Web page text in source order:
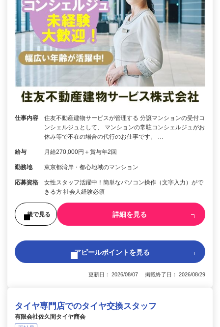
仕事内容
住友不動産建物サービスが管理する 分譲マンションの受付コ
ンシェルジュとして、 マンションの常駐コンシェルジュがお
休み等で不在の場合の代行のお仕事です。 …
給与 月給270,000円＋賞与年2回
勤務地 東京都湾岸・都心地域のマンション
応募資格
女性スタッフ活躍中！簡単なパソコン操作（文字入力）がで
きる方 社会人経験必須
後で見る 詳細を見る
アピールポイントを見る
更新日： 2026/08/07 掲載終了日： 2026/08/29
タイヤ専門店でのタイヤ交換スタッフ
有限会社佐久間タイヤ商会